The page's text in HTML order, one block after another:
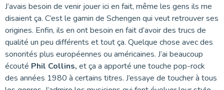
J’avais besoin de venir jouer ici en fait, même les gens ils me
disaient ça. C’est le gamin de Schengen qui veut retrouver ses
origines. Enfin, ils en ont besoin en fait d’avoir des trucs de
qualité un peu différents et tout ça. Quelque chose avec des
sonorités plus européennes ou américaines. J’ai beaucoup
écouté Phil Collins, et ça a apporté une touche pop-rock
des années 1980 à certains titres. J’essaye de toucher à tous